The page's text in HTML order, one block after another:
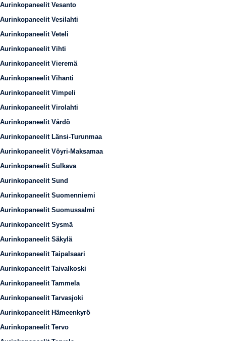
Aurinkopaneelit Vesanto
Aurinkopaneelit Vesilahti
Aurinkopaneelit Veteli
Aurinkopaneelit Vihti
Aurinkopaneelit Vieremä
Aurinkopaneelit Vihanti
Aurinkopaneelit Vimpeli
Aurinkopaneelit Virolahti
Aurinkopaneelit Vårdö
Aurinkopaneelit Länsi-Turunmaa
Aurinkopaneelit Vöyri-Maksamaa
Aurinkopaneelit Sulkava
Aurinkopaneelit Sund
Aurinkopaneelit Suomenniemi
Aurinkopaneelit Suomussalmi
Aurinkopaneelit Sysmä
Aurinkopaneelit Säkylä
Aurinkopaneelit Taipalsaari
Aurinkopaneelit Taivalkoski
Aurinkopaneelit Tammela
Aurinkopaneelit Tarvasjoki
Aurinkopaneelit Hämeenkyrö
Aurinkopaneelit Tervo